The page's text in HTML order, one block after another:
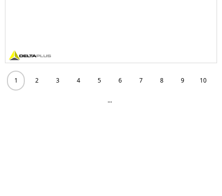
1 2 3 4 5 6 7 8 9 10
...